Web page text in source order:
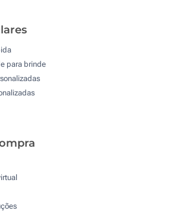
para brinde